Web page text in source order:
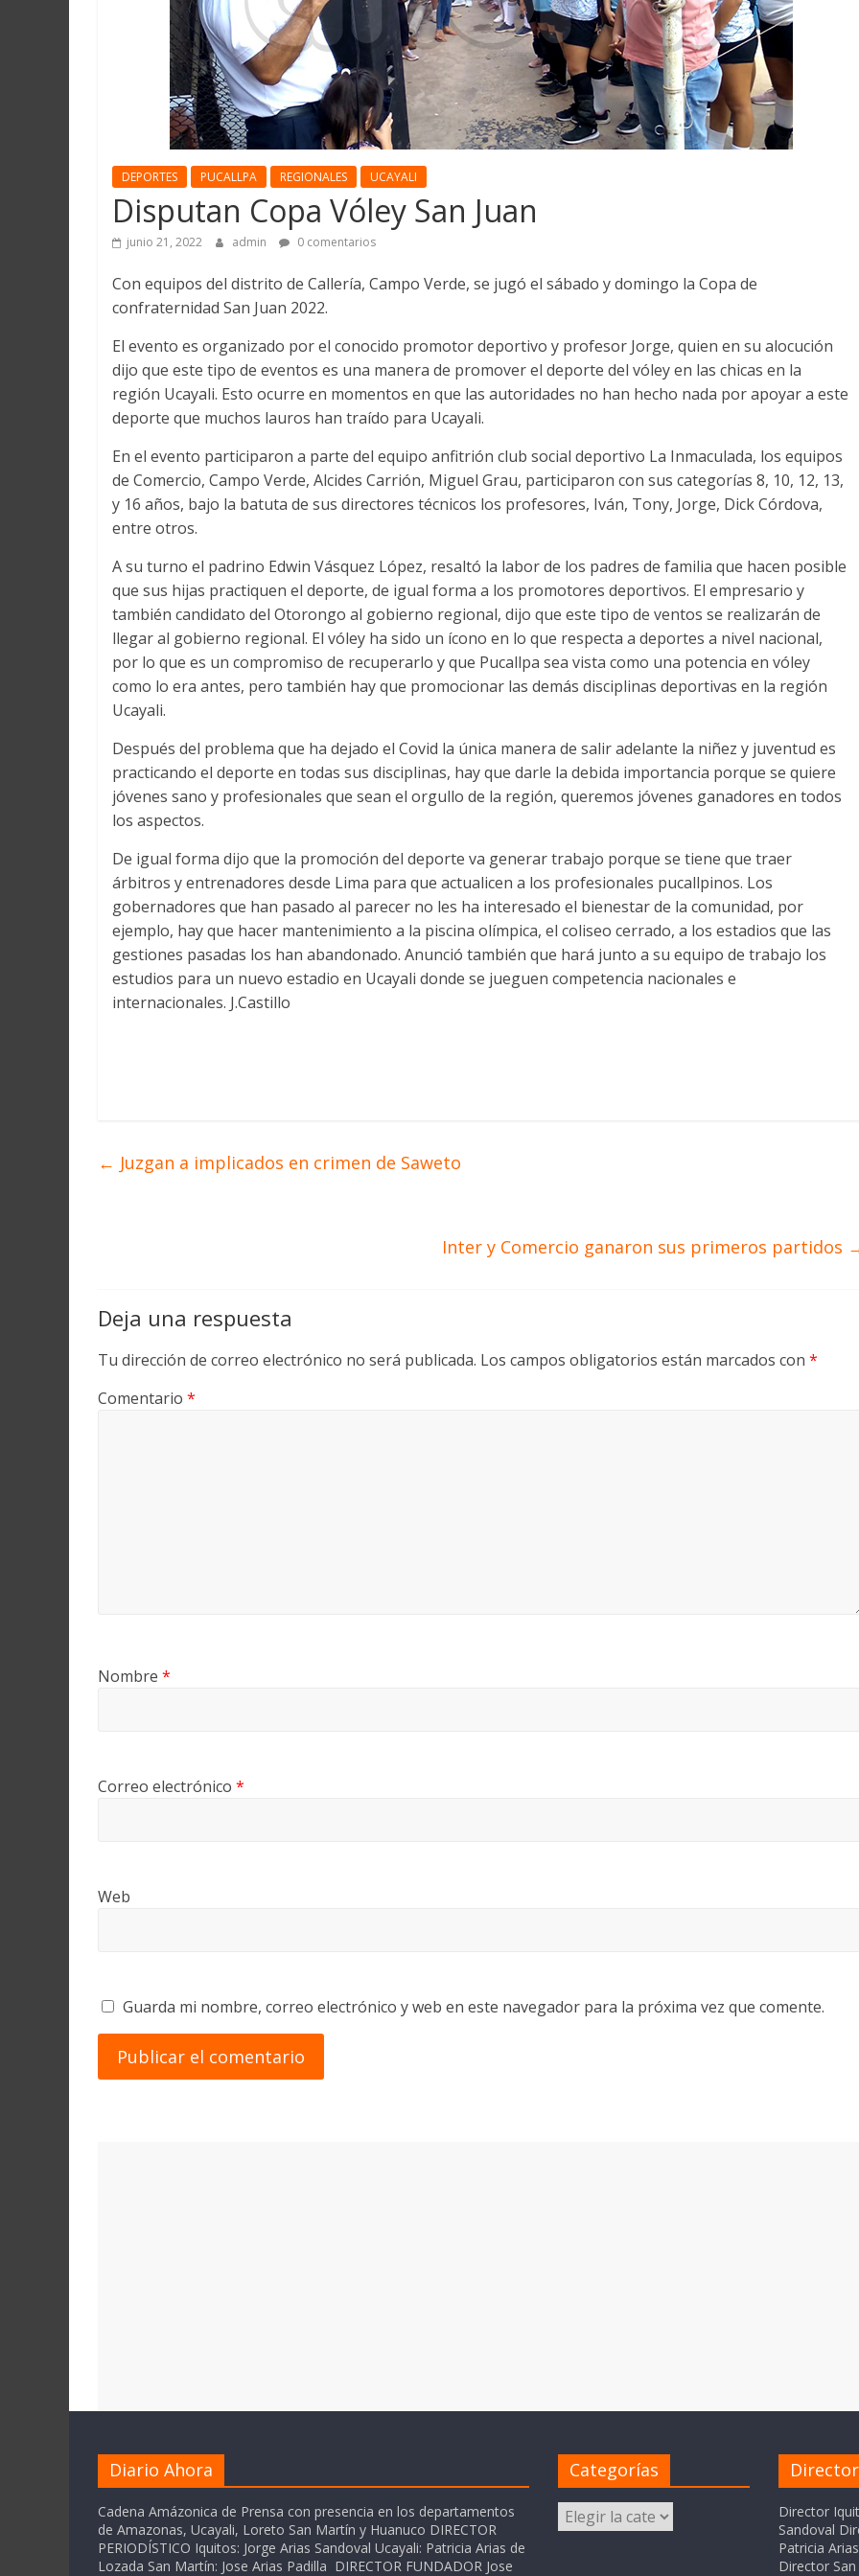
DEPORTES PUCALLPA REGIONALES UCAYALI
Disputan Copa Vóley San Juan
junio 21, 2022 admin 0 comentarios
Con equipos del distrito de Callería, Campo Verde, se jugó el sábado y domingo la Copa de
confraternidad San Juan 2022.
El evento es organizado por el conocido promotor deportivo y profesor Jorge, quien en su alocución
dijo que este tipo de eventos es una manera de promover el deporte del vóley en las chicas en la
región Ucayali. Esto ocurre en momentos en que las autoridades no han hecho nada por apoyar a este
deporte que muchos lauros han traído para Ucayali.
En el evento participaron a parte del equipo anfitrión club social deportivo La Inmaculada, los equipos
de Comercio, Campo Verde, Alcides Carrión, Miguel Grau, participaron con sus categorías 8, 10, 12, 13,
y 16 años, bajo la batuta de sus directores técnicos los profesores, Iván, Tony, Jorge, Dick Córdova,
entre otros.
A su turno el padrino Edwin Vásquez López, resaltó la labor de los padres de familia que hacen posible
que sus hijas practiquen el deporte, de igual forma a los promotores deportivos. El empresario y
también candidato del Otorongo al gobierno regional, dijo que este tipo de ventos se realizarán de
llegar al gobierno regional. El vóley ha sido un ícono en lo que respecta a deportes a nivel nacional,
por lo que es un compromiso de recuperarlo y que Pucallpa sea vista como una potencia en vóley
como lo era antes, pero también hay que promocionar las demás disciplinas deportivas en la región
Ucayali.
Después del problema que ha dejado el Covid la única manera de salir adelante la niñez y juventud es
practicando el deporte en todas sus disciplinas, hay que darle la debida importancia porque se quiere
jóvenes sano y profesionales que sean el orgullo de la región, queremos jóvenes ganadores en todos
los aspectos.
De igual forma dijo que la promoción del deporte va generar trabajo porque se tiene que traer
árbitros y entrenadores desde Lima para que actualicen a los profesionales pucallpinos. Los
gobernadores que han pasado al parecer no les ha interesado el bienestar de la comunidad, por
ejemplo, hay que hacer mantenimiento a la piscina olímpica, el coliseo cerrado, a los estadios que las
gestiones pasadas los han abandonado. Anunció también que hará junto a su equipo de trabajo los
estudios para un nuevo estadio en Ucayali donde se jueguen competencia nacionales e
internacionales. J.Castillo
← Juzgan a implicados en crimen de Saweto
Inter y Comercio ganaron sus primeros partidos
Deja una respuesta
Tu dirección de correo electrónico no será publicada. Los campos obligatorios están marcados con *
Comentario *
Nombre *
Correo electrónico *
Web
Guarda mi nombre, correo electrónico y web en este navegador para la próxima vez que comente.
Diario Ahora
Cadena Amázonica de Prensa con presencia en los departamentos
de Amazonas, Ucayali, Loreto San Martín y Huanuco DIRECTOR
PERIODÍSTICO Iquitos: Jorge Arias Sandoval Ucayali: Patricia Arias de
Lozada San Martín: Jose Arias Padilla DIRECTOR FUNDADOR Jose
Categorías
Categorías
Director
Sandoval
Patricia
Director